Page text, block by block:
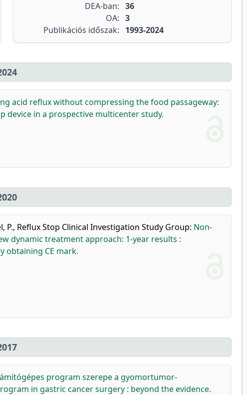
DEA-ban: 36
OA: 3
Publikációs időszak:
1993-2024
acid reflux without compressing the food passageway:
device in a prospective multicenter study.
P., Reflux Stop Clinical Investigation Study Group: Non-
dynamic treatment approach: 1-year results :
obtaining CE mark.
program szerepe a gyomortumor-
in gastric cancer surgery : beyond the evidence.